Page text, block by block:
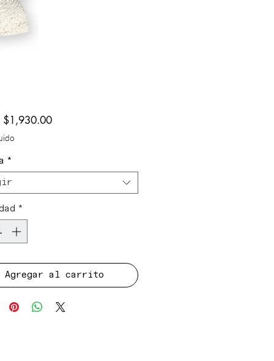
$1,930.00Precio
*
*
Agregar al carrito